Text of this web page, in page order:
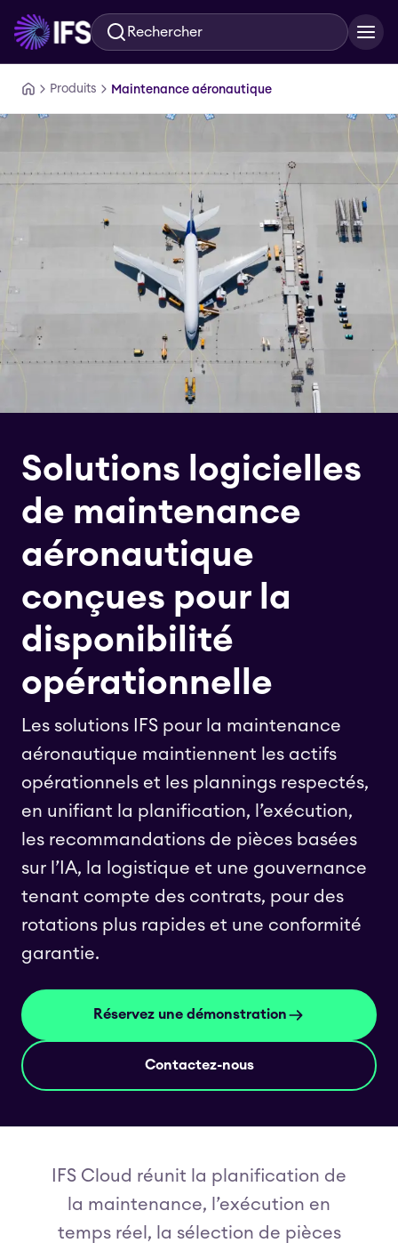
Aller au contenu principal
Rechercher
Produits Maintenance aéronautique
Solutions logicielles
de maintenance
aéronautique
conçues pour la
disponibilité
opérationnelle
Les solutions IFS pour la maintenance
aéronautique maintiennent les actifs
opérationnels et les plannings respectés,
en unifiant la planification, l’exécution,
les recommandations de pièces basées
sur l’IA, la logistique et une gouvernance
tenant compte des contrats, pour des
rotations plus rapides et une conformité
garantie.
Réservez une démonstration
Contactez-nous
IFS Cloud réunit la planification de
la maintenance, l’exécution en
temps réel, la sélection de pièces